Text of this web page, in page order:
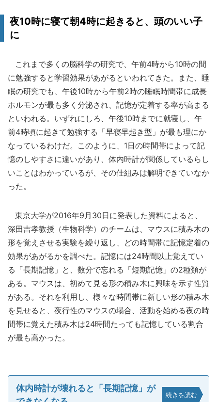
夜10時に寝て朝4時に起きると、頭のいい子
に
これまで多くの脳科学の研究で、午前4時から10時の間
に勉強すると学習効果があがるといわれてきた。また、睡
眠の研究でも、午後10時から午前2時の睡眠時間帯に成長
ホルモンが最も多く分泌され、記憶が定着する率が高まる
といわれる。いずれにしろ、午後10時までに就寝し、午
前4時頃に起きて勉強する「早寝早起き型」が最も理にか
なっているわけだ。このように、1日の時間帯によって記
憶のしやすさに違いがあり、体内時計が関係しているらし
いことはわかっているが、その仕組みは解明できていなか
った。
東京大学が2016年9月30日に発表した資料によると、
深田吉孝教授（生物科学）のチームは、マウスに積み木の
形を覚えさせる実験を繰り返し、どの時間帯に記憶定着の
効果があがるかを調べた。記憶には24時間以上覚えてい
る「長期記憶」と、数分で忘れる「短期記憶」の2種類が
ある。マウスは、初めて見る形の積み木に興味を示す性質
がある。それを利用し、様々な時間帯に新しい形の積み木
を見せると、夜行性のマウスの場合、活動を始める夜の時
間帯に覚えた積み木は24時間たっても記憶している割合
が最も高かった。
体内時計が壊れると「長期記憶」が
続きを読む